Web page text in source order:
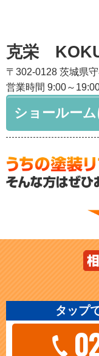
克栄
〒302-0128 茨城県
営業時間 9:00～
ショールー
タップ